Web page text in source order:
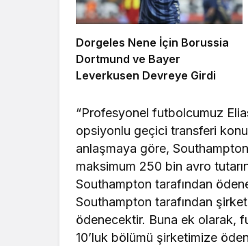
Dorgeles Nene İçin Borussia
Dortmund ve Bayer
Leverkusen Devreye Girdi
“Profesyonel futbolcumuz
opsiyonlu geçici transferi
anlaşmaya göre,
maksimum 250 bin avro
Southampton tarafından
Southampton tarafından
ödenecektir. Buna ek olarak,
10’luk bölümü şirketimize